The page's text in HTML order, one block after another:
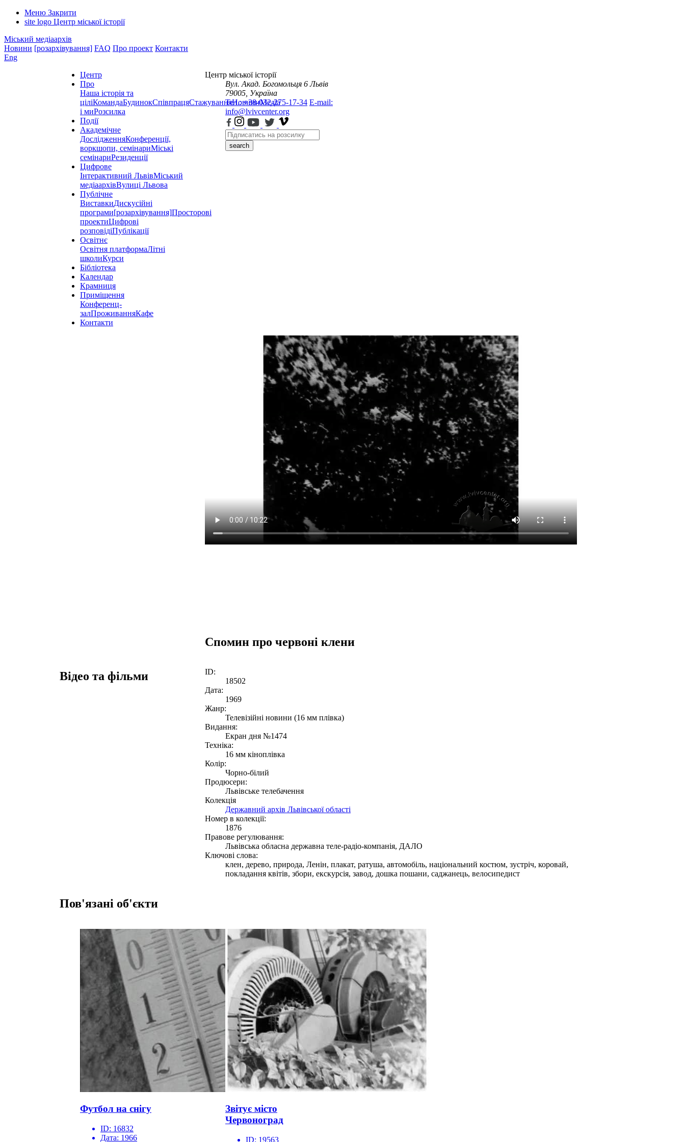
Меню Закрити
site logo Центр міської історії
Міський медіаархів
Новини [розархівування] FAQ Про проект Контакти
Eng
Центр
Про
Наша історія та
ціліКомандаБудинокСпівпрацяСтажуванняНовиниМедіа
і миРозсилка
Події
Академічне
ДослідженняКонференції,
воркшопи, семінариМіські
семінариРезиденції
Цифрове
Інтерактивний ЛьвівМіський
медіаархівВулиці Львова
Публічне
ВиставкиДискусійні
програми[розархівування]Просторові
проектиЦифрові
розповідіПублікації
Освітнє
Освітня платформаЛітні
школиКурси
Бібліотека
Календар
Крамниця
Приміщення
Конференц-
залПроживанняКафе
Контакти
Центр міської історії
Вул. Акад. Богомольця 6 Львів
79005, Україна
Тел.: +38-032-275-17-34 E-mail:
info@lvivcenter.org
search
Спомин про червоні клени
Відео та фільми
ID:
18502
Дата:
1969
Жанр:
Телевізійні новини (16 мм плівка)
Видання:
Екран дня №1474
Техніка:
16 мм кіноплівка
Колір:
Чорно-білий
Продюсери:
Львівське телебачення
Колекція
Державний архів Львівської області
Номер в колекції:
1876
Правове регулювання:
Львівська обласна державна теле-радіо-компанія, ДАЛО
Ключові слова:
клен, дерево, природа, Ленін, плакат, ратуша, автомобіль, національний костюм, зустріч, коровай,
покладання квітів, збори, екскурсія, завод, дошка пошани, саджанець, велосипедист
Пов'язані об'єкти
Футбол на снігу
ID: 16832
Дата: 1966
Звітує місто
Червоноград
ID: 19563